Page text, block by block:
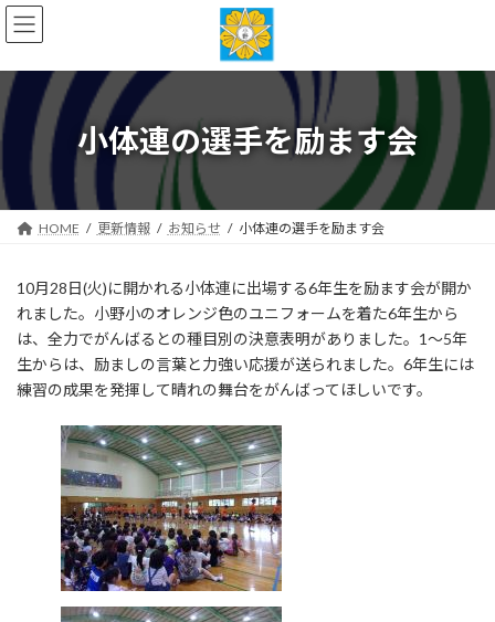
コ
ン
ン
ツ
へ
ッ
プ
ナ
ビ
ー
シ
ョ
移
動
小体連の選手を励ます会
HOME 更新情報 お知らせ 小体連の選手を励ます会
10月28日(火)に開かれる小体連に出場する6年生を励ます会が開か
れました。小野小のオレンジ色のユニフォームを着た6年生から
は、全力でがんばるとの種目別の決意表明がありました。1〜5年
生からは、励ましの言葉と力強い応援が送られました。6年生には
練習の成果を発揮して晴れの舞台をがんばってほしいです。